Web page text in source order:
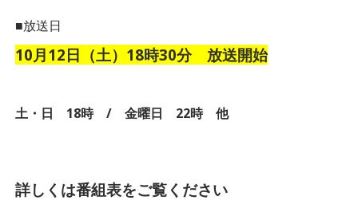
■放送日
10月12日（土）18時30分 放送開始
土・日 18時 / 金曜日 22時 他
詳しくは番組表をご覧ください